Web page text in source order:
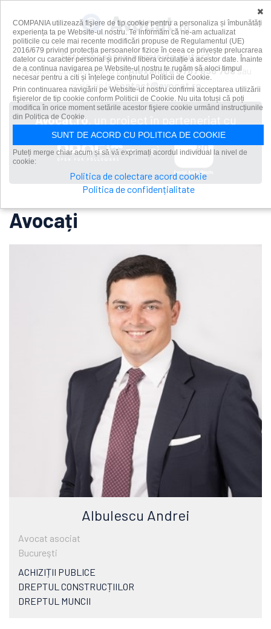
Ești avocat și ai nevoie de ajutor?
Te rugăm contacteaz-o peAlexandra0787 636 708sau
scrie-ne lacontact@avocat.ro
Avocat.ro
și
Avocați
Albulescu Andrei
Avocat asociat
Bucureşti
ACHIZIȚII PUBLICE
DREPTUL CONSTRUCȚIILOR
DREPTUL MUNCII
×
COMPANIA utilizează fişiere de tip cookie pentru a personaliza și îmbunătăți
experiența ta pe Website-ul nostru. Te informăm că ne-am actualizat
politicile cu cele mai recente modificări propuse de Regulamentul (UE)
2016/679 privind protecția persoanelor fizice în ceea ce privește prelucrarea
datelor cu caracter personal și privind libera circulație a acestor date. Înainte
de a continua navigarea pe Website-ul nostru te rugăm să aloci timpul
necesar pentru a citi și înțelege conținutul Politicii de Cookie.
Prin continuarea navigării pe Website-ul nostru confirmi acceptarea utilizării
fişierelor de tip cookie conform Politicii de Cookie. Nu uita totuși că poți
modifica în orice moment setările acestor fişiere cookie urmând instrucțiunile
din Politica de Cookie.
SUNT DE ACORD CU POLITICA DE COOKIE
Puteți merge chiar acum și să vă exprimați acordul individual la nivel de
cookie:
Politica de colectare acord cookie
Politica de confidențialitate